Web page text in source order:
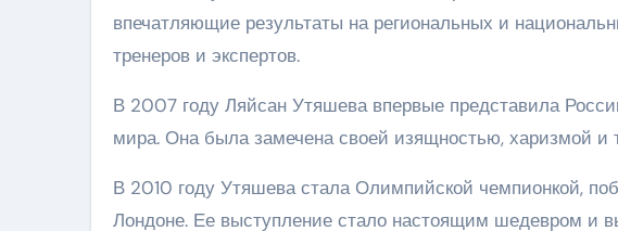
впечатляющие результаты на региональных и
тренеров и экспертов.
В 2007 году Ляйсан Утяшева впервые представила
мира. Она была замечена своей изящностью, харизмой и
В 2010 году Утяшева стала Олимпийской чемпионкой,
Лондоне. Ее выступление стало настоящим шедевром и